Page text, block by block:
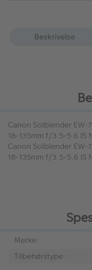
Beskrivelse
Canon Solblender EW-
18-135mm f/3.5-5.6 IS
Canon Solblender EW-
18-135mm f/3.5-5.6 IS
Merke:
Tilbehørstype: